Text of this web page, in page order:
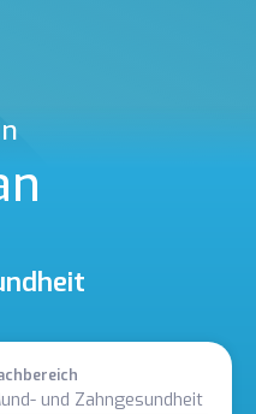
und Zahngesundheit